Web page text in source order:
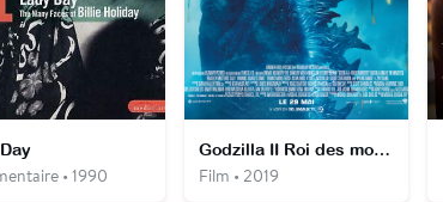
• 1990
Godzilla II Roi des monstres
Film • 2019